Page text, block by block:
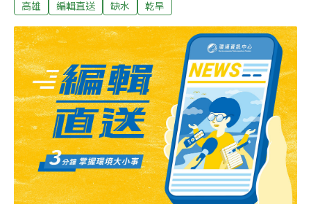
立方公尺，加上預測未來一季降雨偏少機率高，會中決定
黃燈。經濟部也已協請高雄市政府、台水公司、水利署積
極趕辦「2023年穩定南部供水抗旱計畫」，採取強化區域
調度、增鑿54口抗旱水井，及提升既有淨水場處理能力等
措施，務必4月底前，完成增供每日13.6萬噸的水量。（工
商時報、中國時報報導）
高雄
編輯直送 缺水 乾旱